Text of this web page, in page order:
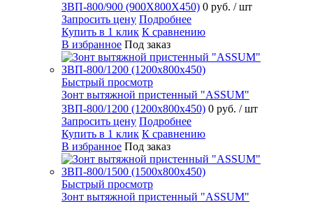
ЗВП-800/900 (900Х800Х450) 0 руб. / шт
Запросить цену Подробнее
Купить в 1 клик К сравнению
В избранное Под заказ
Быстрый просмотр
Зонт вытяжной пристенный "ASSUM"
ЗВП-800/1200 (1200х800х450) 0 руб. / шт
Запросить цену Подробнее
Купить в 1 клик К сравнению
В избранное Под заказ
Быстрый просмотр
Зонт вытяжной пристенный "ASSUM"